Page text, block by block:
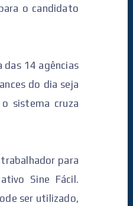
o candidato
das 14 agências
do dia seja
sistema cruza
para
Sine Fácil.
ser utilizado,